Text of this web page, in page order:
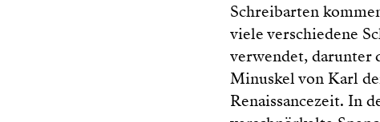
Schreibarten
viele verschiedene
verwendet,
Minuskel von Karl
Renaissancezeit. In